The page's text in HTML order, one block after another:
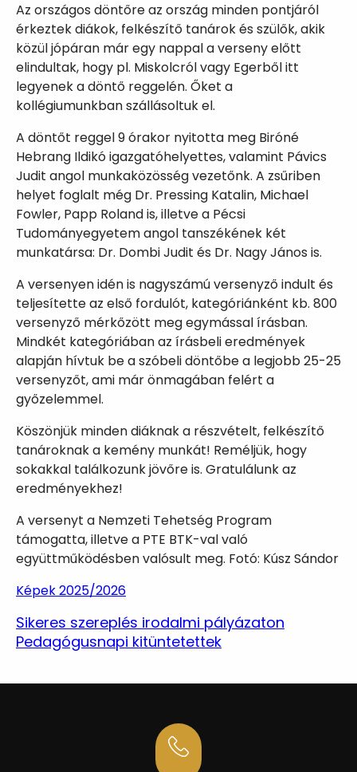
Az országos döntőre az ország minden pontjáról
érkeztek diákok, felkészítő tanárok és szülők, akik
közül jópáran már egy nappal a verseny előtt
elindultak, hogy pl. Miskolcról vagy Egerből itt
legyenek a döntő reggelén. Őket a
kollégiumunkban szállásoltuk el.
A döntőt reggel 9 órakor nyitotta meg Biróné
Hebrang Ildikó igazgatóhelyettes, valamint Pávics
Judit angol munkaközösség vezetőnk. A zsűriben
helyet foglalt még Dr. Pressing Katalin, Michael
Fowler, Papp Roland is, illetve a Pécsi
Tudományegyetem angol tanszékének két
munkatársa: Dr. Dombi Judit és Dr. Nagy János is.
A versenyen idén is nagyszámú versenyző indult és
teljesítette az első fordulót, kategóriánként kb. 800
versenyző mérkőzött meg egymással írásban.
Mindkét kategóriában az írásbeli eredmények
alapján hívtuk be a szóbeli döntőbe a legjobb 25-25
versenyzőt, ami már önmagában felért a
győzelemmel.
Köszönjük minden diáknak a részvételt, felkészítő
tanároknak a kemény munkát! Reméljük, hogy
sokakkal találkozunk jövőre is. Gratulálunk az
eredményekhez!
A versenyt a Nemzeti Tehetség Program
támogatta, illetve a PTE BTK-val való
együttműködésben valósult meg. Fotó: Kúsz Sándor
Képek 2025/2026
Sikeres szereplés irodalmi pályázaton
Pedagógusnapi kitüntetettek